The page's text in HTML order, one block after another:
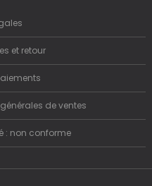
et retour
de ventes
: non conforme